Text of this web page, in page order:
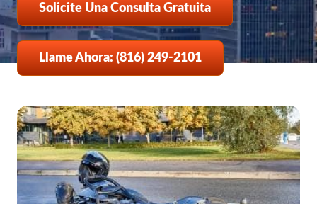
Solicite Una Consulta Gratuita
Llame Ahora: (816) 249-2101